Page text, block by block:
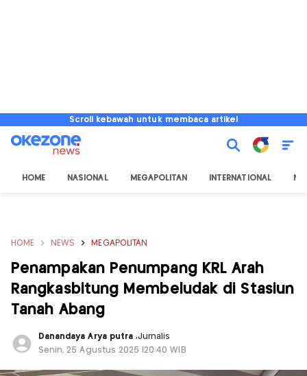
Scroll kebawah untuk membaca artikel
HOME NASIONAL MEGAPOLITAN INTERNATIONAL
HOME NEWS MEGAPOLITAN
Penampakan Penumpang KRL Arah
Rangkasbitung Membeludak di Stasiun
Tanah Abang
Danandaya Arya putra,Jurnalis
Senin, 25 Agustus 2025 |20:40 WIB